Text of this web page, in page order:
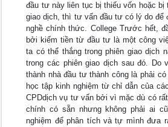
đầu tư này liên tục bị thiếu vốn hoặc bị
giao dịch, thì tư vấn đầu tư có lý do để
nghề chính thức. College Trước hết,
bởi kiếm tiền từ đầu tư là một công
ta có thể thắng trong phiên giao dịch
trong các phiên giao dịch sau đó. Do
thành nhà đầu tư thành công là phải
học tập kinh nghiệm từ chỉ dẫn của
CPDdịch vụ tư vấn bởi vì mặc dù có
chính có sẵn nhưng không phải ai
nghiệm để phân tích và tự mình đưa